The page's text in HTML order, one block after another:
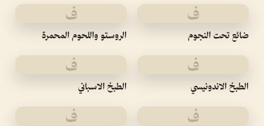
ف
ضائع تحت النجوم
ف
الروستو واللحوم المحمرة
ف
الطبخ الاندونيسي
ف
الطبخ الاسباني
ف ف